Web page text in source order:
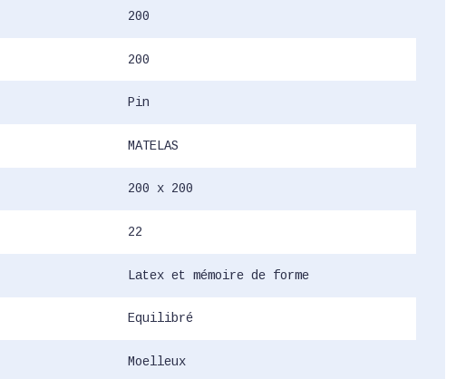
200
200
Pin
MATELAS
200 x 200
22
Latex et mémoire de forme
Equilibré
Moelleux